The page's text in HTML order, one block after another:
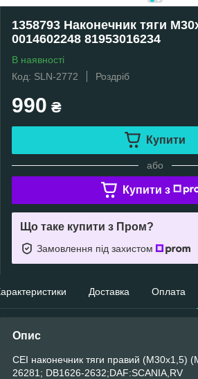
1358793 Наконечник тяги
0014602248 81953016234
В наявності
Код: SLN-2772
Роздріб
990 ₴
Купити
або
Купити з
Що таке купити з Пром?
Замовлення під захистом
Доставка Оплата
Опис
CEI наконечник тяги правий (M30x1,5)
26281; DB1626-2632;DAF:SCANIA,RV